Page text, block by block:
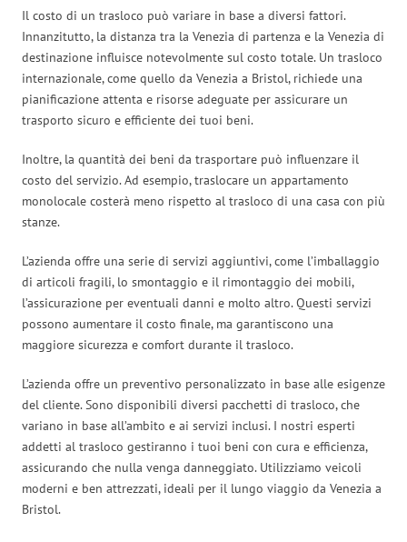
Il costo di un trasloco può variare in base a diversi fattori.
Innanzitutto, la distanza tra la Venezia di partenza e la Venezia di
destinazione influisce notevolmente sul costo totale. Un trasloco
internazionale, come quello da Venezia a Bristol, richiede una
pianificazione attenta e risorse adeguate per assicurare un
trasporto sicuro e efficiente dei tuoi beni.
Inoltre, la quantità dei beni da trasportare può influenzare il
costo del servizio. Ad esempio, traslocare un appartamento
monolocale costerà meno rispetto al trasloco di una casa con più
stanze.
L’azienda offre una serie di servizi aggiuntivi, come l’imballaggio
di articoli fragili, lo smontaggio e il rimontaggio dei mobili,
l’assicurazione per eventuali danni e molto altro. Questi servizi
possono aumentare il costo finale, ma garantiscono una
maggiore sicurezza e comfort durante il trasloco.
L’azienda offre un preventivo personalizzato in base alle esigenze
del cliente. Sono disponibili diversi pacchetti di trasloco, che
variano in base all’ambito e ai servizi inclusi. I nostri esperti
addetti al trasloco gestiranno i tuoi beni con cura e efficienza,
assicurando che nulla venga danneggiato. Utilizziamo veicoli
moderni e ben attrezzati, ideali per il lungo viaggio da Venezia a
Bristol.